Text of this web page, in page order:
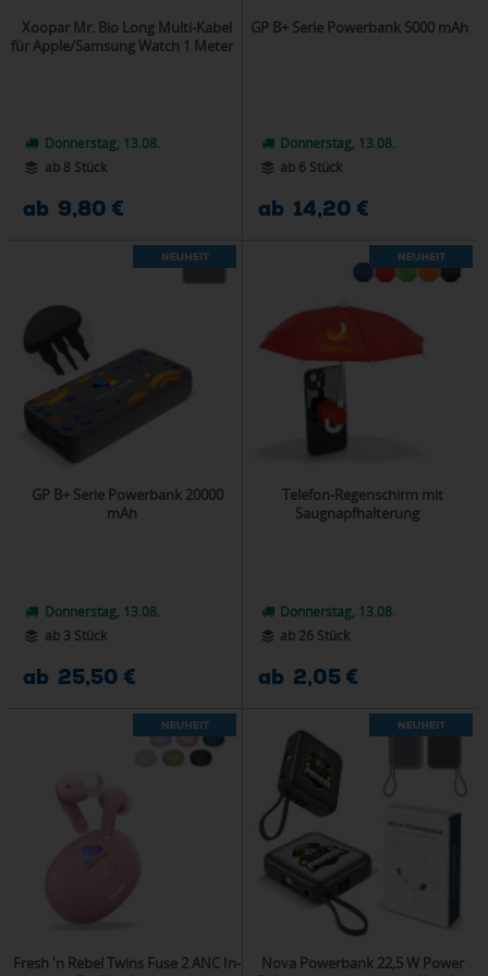
Xoopar Mr. Bio Long Multi-Kabel
für Apple/Samsung Watch 1 Meter
Donnerstag, 13.08.
ab 8 Stück
ab 9,80 €
GP B+ Serie Powerbank 5000 mAh
Donnerstag, 13.08.
ab 6 Stück
ab 14,20 €
GP B+ Serie Powerbank 20000
mAh
Donnerstag, 13.08.
ab 3 Stück
ab 25,50 €
Telefon-Regenschirm mit
Saugnapfhalterung
Donnerstag, 13.08.
ab 26 Stück
ab 2,05 €
Fresh 'n Rebel Twins Fuse 2 ANC In-
Nova Powerbank 22,5 W Power